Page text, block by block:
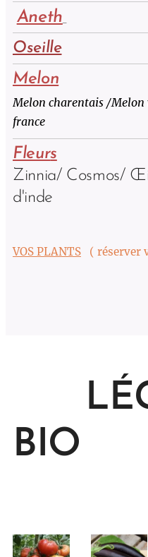
Aneth
Oseille
Melon
Melon charentais /Melon
france
Fleurs
Zinnia/ Cosmos/
d'inde
VOS PLANTS ( réserver
BIO